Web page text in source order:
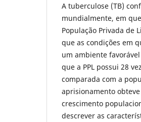
A tuberculose (TB)
mundialmente, em
População Privada de
que as condições em
um ambiente
que a PPL possui 28
comparada com a
aprisionamento
crescimento
descrever as